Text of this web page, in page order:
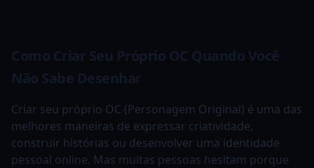
Como Criar Seu Próprio OC Quando Você
Não Sabe Desenhar
Criar seu próprio OC (Personagem Original) é uma das
melhores maneiras de expressar criatividade,
construir histórias ou desenvolver uma identidade
pessoal online. Mas muitas pessoas hesitam porque